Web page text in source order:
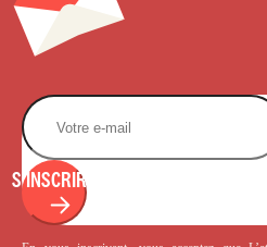
S'INSCRIRE